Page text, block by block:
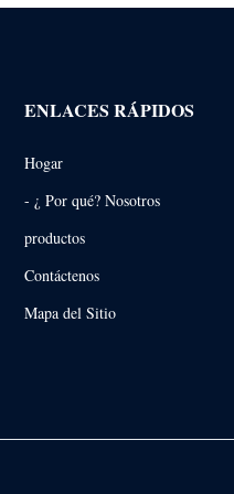
ENLACES RÁPIDOS
Hogar
- ¿ Por qué? Nosotros
productos
Contáctenos
Mapa del Sitio